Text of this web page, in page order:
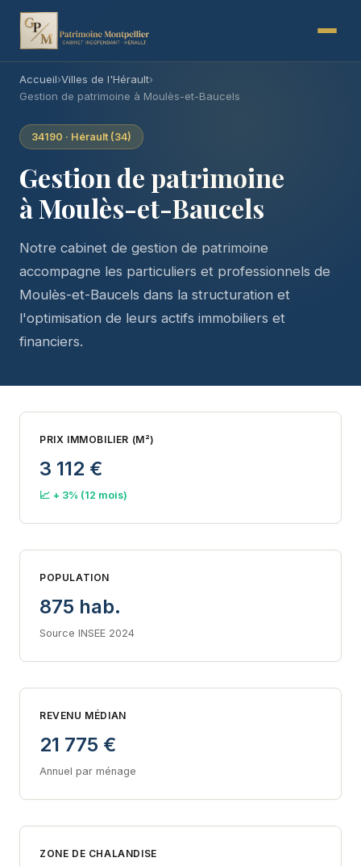
Accueil›Villes de l'Hérault›
Gestion de patrimoine à Moulès-et-Baucels
34190 · Hérault (34)
Gestion de patrimoine
à Moulès-et-Baucels
Notre cabinet de gestion de patrimoine
accompagne les particuliers et professionnels de
Moulès-et-Baucels dans la structuration et
l'optimisation de leurs actifs immobiliers et
financiers.
PRIX IMMOBILIER (M²)
3 112 €
📈 + 3% (12 mois)
POPULATION
875 hab.
Source INSEE 2024
REVENU MÉDIAN
21 775 €
Annuel par ménage
ZONE DE CHALANDISE